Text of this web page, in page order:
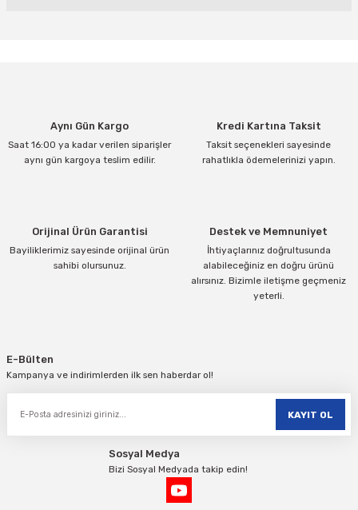
Ürün açıklamasında eksik bilgiler bulunuyor.
Ürün bilgilerinde hatalar bulunuyor.
Aynı Gün Kargo
Saat 16:00 ya kadar verilen siparişler
aynı gün kargoya teslim edilir.
Kredi Kartına Taksit
Taksit seçenekleri sayesinde
rahatlıkla ödemelerinizi yapın.
Orijinal Ürün Garantisi
Bayiliklerimiz sayesinde orijinal ürün
sahibi olursunuz.
Destek ve Memnuniyet
İhtiyaçlarınız doğrultusunda
alabileceğiniz en doğru ürünü
alırsınız. Bizimle iletişme geçmeniz
yeterli.
E-Bülten
Kampanya ve indirimlerden ilk sen haberdar ol!
KAYIT OL
Sosyal Medya
Bizi Sosyal Medyada takip edin!